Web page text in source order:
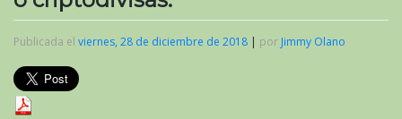
Publicada el viernes, 28 de diciembre de 2018 | por Jimmy Olano